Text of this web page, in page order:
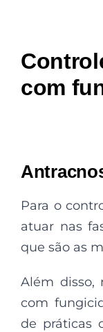
com
Para o
atuar nas
que são as
Além disso,
com
de práticas